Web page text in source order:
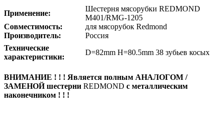
Применение:
Шестерня мясорубки REDMOND
M401/RMG-1205
Совместимость:
для мясорубок Redmond
Производитель:
Россия
Технические
характеристики:
D=82mm H=80.5mm 38 зубьев косых
ВНИМАНИЕ ! ! ! Является полным АНАЛОГОМ /
ЗАМЕНОЙ шестерни REDMOND с металлическим
наконечником ! ! !